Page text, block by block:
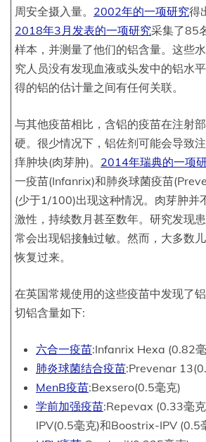
周安全摄入量。 2002年的一项研究得
2018年3月发表的一项研究采集了85
样本，并测量了他们的铝含量。这些
究人员没有发现血液或头发中的铝水
得的铝的估计量之间有任何关联。
与其他疫苗相比，含铝的疫苗在注射
硬。很少情况下，铝佐剂可能会导致
痒肿块(肉芽肿)。 2014年瑞典的一项
一疫苗(Infanrix)和肺炎球菌疫苗
(少于1/100)出现这种情况。肉芽肿并
激性，持续数月甚至数年。研究发现
常会出现铝接触过敏。然而，大多数
恢复过来。
在英国常规使用的这些疫苗中发现了
切铝含量如下:
六合一疫苗:Infanrix Hexa (0.82
肺炎球菌结合疫苗:Prevenar
MenB疫苗:Bexsero(0.5毫克)
学前加强疫苗:Repevax (0.33毫
IPV(0.5毫克)和Boostrix-IPV (0.5